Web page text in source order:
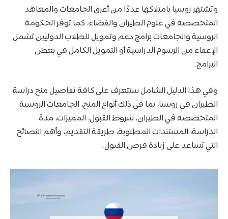
وتشتهر روسيا بامتلاكها عددًا من أعرق الجامعات والمعاهد
المتخصصة في علوم الطيران والفضاء، كما توفر الحكومة
الروسية والجامعات برامج دعم وتمويل للطلاب الدوليين تشمل
الإعفاء من الرسوم الدراسية أو التمويل الكامل في بعض
البرامج.
وفي هذا الدليل الشامل ستتعرف على كافة تفاصيل منح دراسة
الطيران في روسيا، بما في ذلك أنواع المنح، الجامعات الروسية
المتخصصة في الطيران، شروط القبول، المميزات، مدة
الدراسة، المستندات المطلوبة، طريقة التقديم، وأهم النصائح
التي تساعد على زيادة فرص القبول.